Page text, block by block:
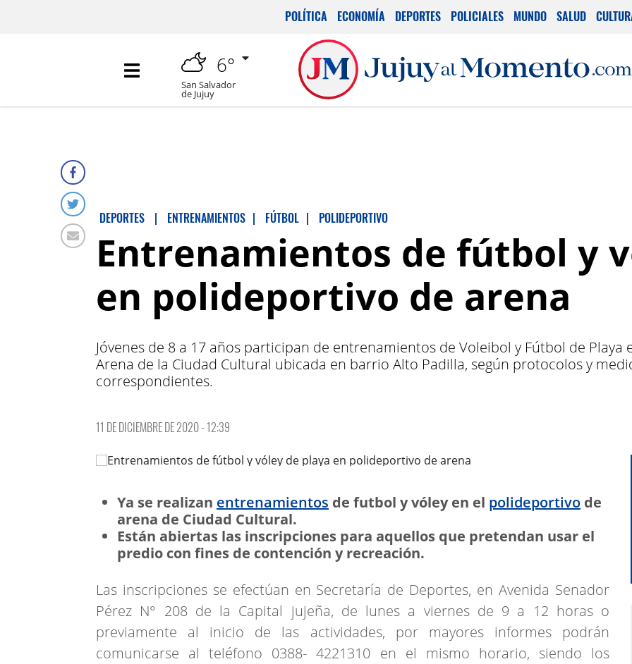
POLÍTICA ECONOMÍA DEPORTES POLICIALES MUNDO SALUD
6°
San Salvador
de Jujuy
DEPORTES | ENTRENAMIENTOS | FÚTBOL | POLIDEPORTIVO
Entrenamientos de fútbol y
en polideportivo de arena
Jóvenes de 8 a 17 años participan de entrenamientos de Voleibol y Fútbol de
Arena de la Ciudad Cultural ubicada en barrio Alto Padilla, según protocolos y
correspondientes.
11 DE DICIEMBRE DE 2020 - 12:39
Ya se realizan entrenamientos de futbol y vóley en el polideportivo de
arena de Ciudad Cultural.
Están abiertas las inscripciones para aquellos que pretendan usar el
predio con fines de contención y recreación.
Las inscripciones se efectúan en Secretaría de Deportes, en Avenida Senador
Pérez N° 208 de la Capital jujeña, de lunes a viernes de 9 a 12 horas o
previamente al inicio de las actividades, por mayores informes podrán
comunicarse al teléfono 0388- 4221310 en el mismo horario, siendo los